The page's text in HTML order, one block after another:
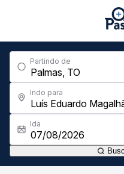
Partindo de
Indo para
Ida